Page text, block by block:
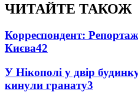
ЧИТАЙТЕ ТАКОЖ
Корреспондент:
Києва42
У Нікополі у двір
кинули гранату3